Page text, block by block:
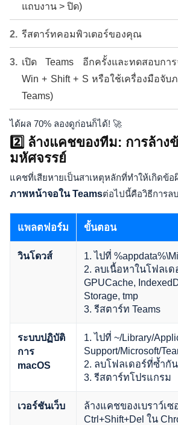
แถบงาน > ปิด)
รีสตาร์ทคอมพิวเตอร์ของคุณ
เปิด Teams อีกครั้งและทดสอบกา
Win + Shift + S หรือใช้เครื่องมือจับ
Teams)
ได้ผล 70% ลองดูก่อนก็ได้! 🚀
2️⃣ ล้างแคชของทีม: การล้าง
มหัศจรรย์
แคชที่เสียหายเป็นสาเหตุหลักที่ทำให้เกิดข้
ภาพหน้าจอใน Teamsต่อไปนี้คือวิธีการล
แพลตฟอร์ม ขั้นตอน
วินโดวส์
1. ไปที่
2. ลบเนื้อหาในโฟลเด
GPUCache,
Storage, tmp
3. รีสตาร์ท Teams
ระบบปฏิบัติ
การ
macOS
1. ไปที่ ~/Library/
Support/Microsoft/
2. ลบโฟลเดอร์ที่ซ้ำกัน
3. รีสตาร์ทโปรแกรม
เวอร์ชันเว็บ
ล้างแคชของเบราว์เซ
Ctrl+Shift+Del ใน